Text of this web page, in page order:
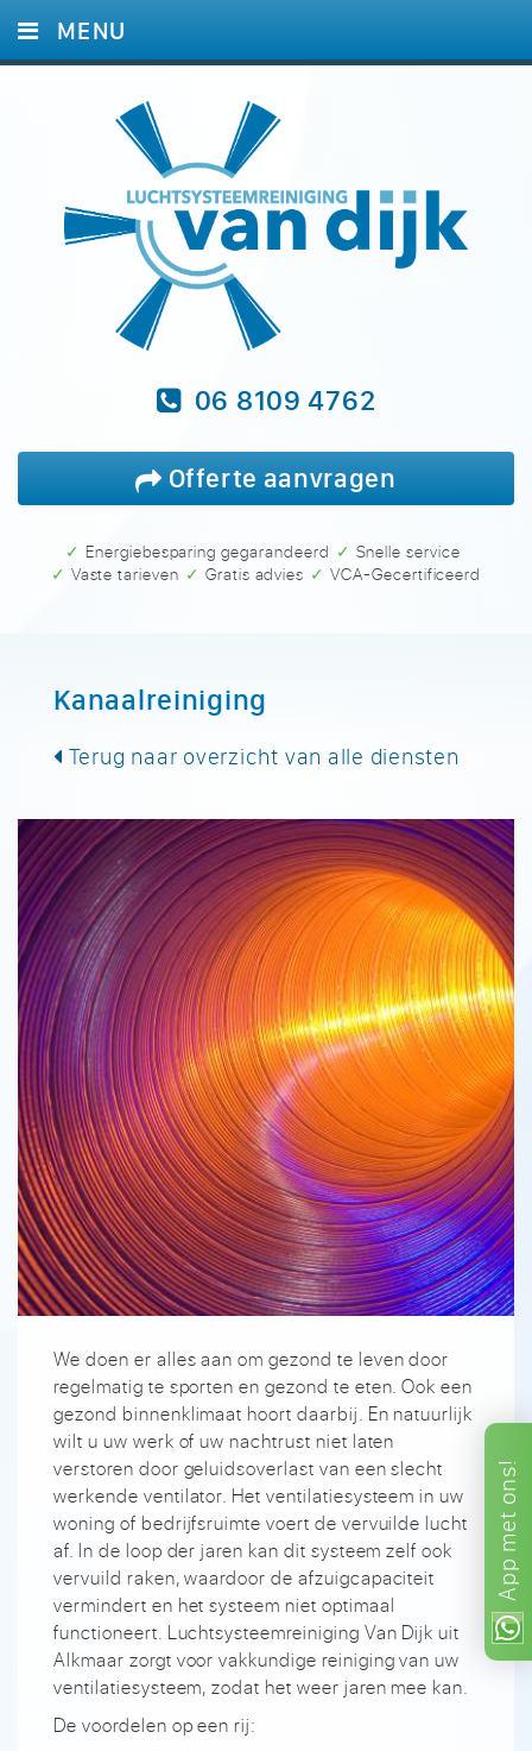
App
met
ons!
06 8109 4762
Offerte aanvragen
✓ Energiebesparing gegarandeerd
✓ Snelle service
✓ Vaste tarieven
✓ Gratis advies ✓ VCA-Gecertificeerd
MENU
DIENSTEN
REFERENTIES
VRAGEN
Kanaalreiniging
Terug naar overzicht van alle diensten
We doen er alles aan om gezond te leven door
regelmatig te sporten en gezond te eten. Ook een
gezond binnenklimaat hoort daarbij. En natuurlijk
wilt u uw werk of uw nachtrust niet laten
verstoren door geluidsoverlast van een slecht
werkende ventilator. Het ventilatiesysteem in uw
woning of bedrijfsruimte voert de vervuilde lucht
af. In de loop der jaren kan dit systeem zelf ook
vervuild raken, waardoor de afzuigcapaciteit
vermindert en het systeem niet optimaal
functioneert. Luchtsysteemreiniging Van Dijk uit
Alkmaar zorgt voor vakkundige reiniging van uw
ventilatiesysteem, zodat het weer jaren mee kan.
De voordelen op een rij: